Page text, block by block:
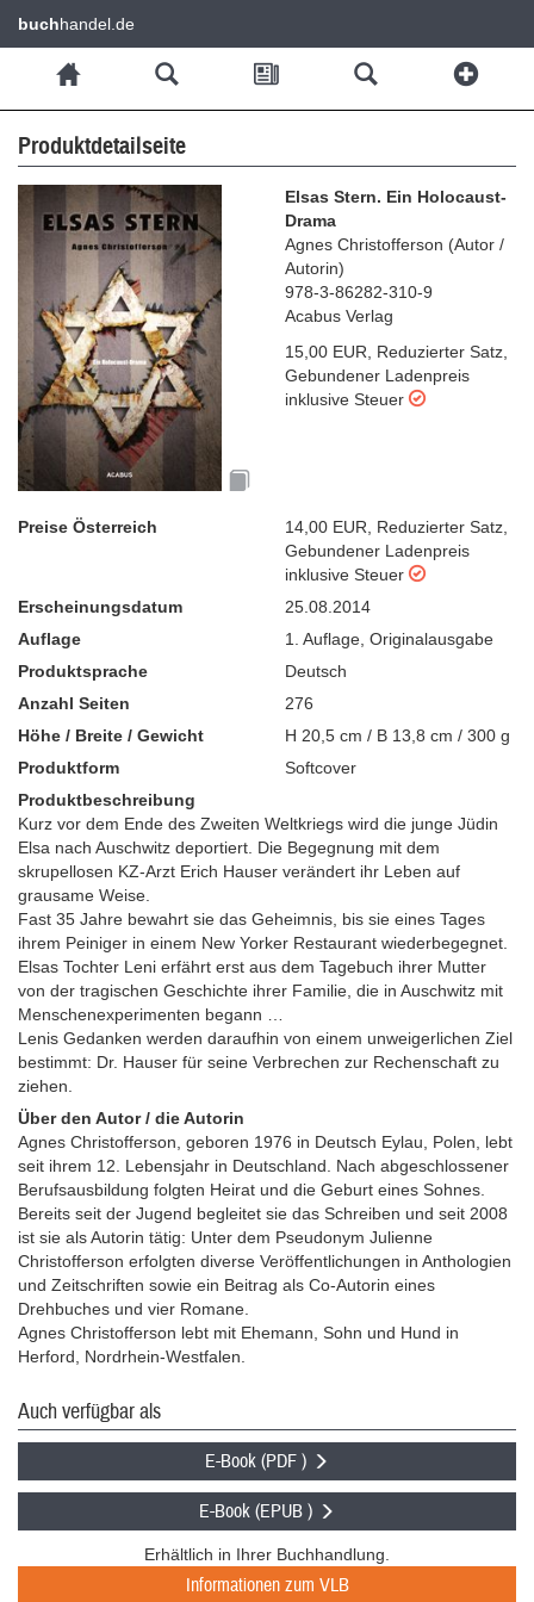
buchhandel.de
Produktdetailseite
Elsas Stern. Ein Holocaust-
Drama
Agnes Christofferson (Autor /
Autorin)
978-3-86282-310-9
Acabus Verlag
15,00 EUR
Reduzierter Satz
Gebundener Ladenpreis
inklusive Steuer
Preise Österreich 14,00 EUR, Reduzierter Satz,
Gebundener Ladenpreis
inklusive Steuer
Erscheinungsdatum
25.08.2014
Auflage
1. Auflage, Originalausgabe
Produktsprache
Deutsch
Anzahl Seiten
276
Höhe / Breite / Gewicht
H 20,5 cm / B 13,8 cm / 300 g
Produktform
Softcover
Produktbeschreibung
Kurz vor dem Ende des Zweiten Weltkriegs wird die junge Jüdin
Elsa nach Auschwitz deportiert. Die Begegnung mit dem
skrupellosen KZ-Arzt Erich Hauser verändert ihr Leben auf
grausame Weise.
Fast 35 Jahre bewahrt sie das Geheimnis, bis sie eines Tages
ihrem Peiniger in einem New Yorker Restaurant wiederbegegnet.
Elsas Tochter Leni erfährt erst aus dem Tagebuch ihrer Mutter
von der tragischen Geschichte ihrer Familie, die in Auschwitz mit
Menschenexperimenten begann …
Lenis Gedanken werden daraufhin von einem unweigerlichen Ziel
bestimmt: Dr. Hauser für seine Verbrechen zur Rechenschaft zu
ziehen.
Über den Autor / die Autorin
Agnes Christofferson, geboren 1976 in Deutsch Eylau, Polen, lebt
seit ihrem 12. Lebensjahr in Deutschland. Nach abgeschlossener
Berufsausbildung folgten Heirat und die Geburt eines Sohnes.
Bereits seit der Jugend begleitet sie das Schreiben und seit 2008
ist sie als Autorin tätig: Unter dem Pseudonym Julienne
Christofferson erfolgten diverse Veröffentlichungen in Anthologien
und Zeitschriften sowie ein Beitrag als Co-Autorin eines
Drehbuches und vier Romane.
Agnes Christofferson lebt mit Ehemann, Sohn und Hund in
Herford, Nordrhein-Westfalen.
Auch verfügbar als
E-Book (PDF )
E-Book (EPUB )
Erhältlich in Ihrer Buchhandlung.
Informationen zum VLB